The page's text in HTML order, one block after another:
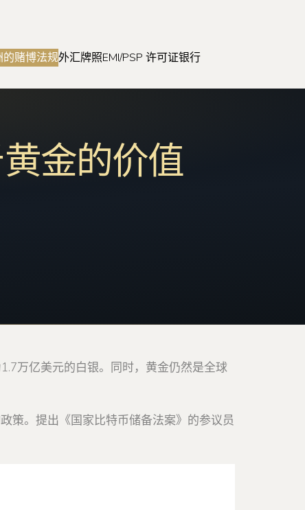
的赌博法规外汇牌照EMI/PSP 许可证银行
金的价值
万亿美元的白银。同时，黄金仍然是全球
策。提出《国家比特币储备法案》的参议员